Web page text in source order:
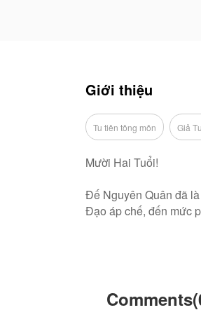
Giới thiệu
Tu tiên tông môn Giả
Mười Hai Tuổi!
Đế Nguyên Quân đã
Đạo áp chế, đến mức
Một cường giả cao
nhục, phản bội của